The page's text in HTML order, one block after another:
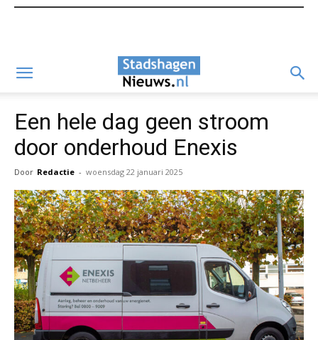
Een hele dag geen stroom
door onderhoud Enexis
Door Redactie - woensdag 22 januari 2025